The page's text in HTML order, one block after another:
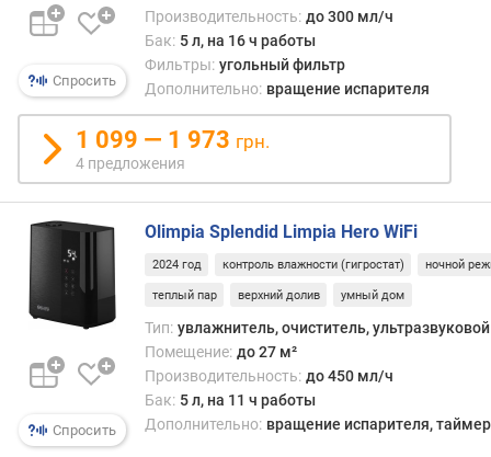
п
о
щ
д
о
щ
и
я
у
в
Спросить
Производительность: до 300 мл/ч
Бак: 5 л, на 16 ч работы
Фильтры: угольный фильтр
Дополнительно: вращение испарителя
1 099 — 1 973 грн.
4 предложения
Спросить
Olimpia Splendid Limpia Hero WiFi
2024 год контроль влажности (гигростат) ночной
теплый пар верхний долив умный дом
Тип: увлажнитель, очиститель, ультразвуковой
Помещение: до 27 м²
Производительность: до 450 мл/ч
Бак: 5 л, на 11 ч работы
Дополнительно: вращение испарителя,